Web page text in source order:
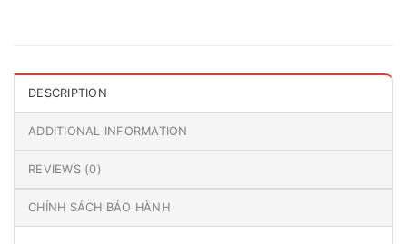
DESCRIPTION
ADDITIONAL INFORMATION
REVIEWS (0)
CHÍNH SÁCH BẢO HÀNH